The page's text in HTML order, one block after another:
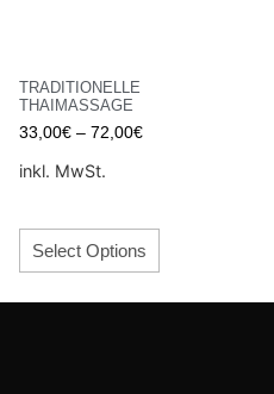
TRADITIONELLE
THAIMASSAGE
33,00€ – 72,00€
inkl. MwSt.
Select Options